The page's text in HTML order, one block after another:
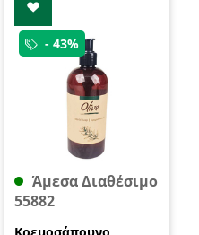
- 43%
Άμεσα Διαθέσιμο
55882